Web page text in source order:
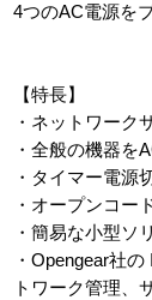
4つのAC電源を
【特長】
・ネットワーク
・全般の機器
・タイマー電源
・オープンコー
・簡易な小型ソ
・Opengear社
トワーク管理、